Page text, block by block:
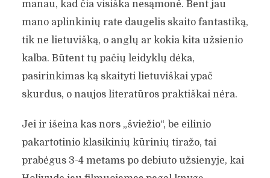
manau, kad čia visiška nesąmonė. Bent jau
mano aplinkinių rate daugelis skaito fantastiką,
tik ne lietuvišką, o anglų ar kokia kita užsienio
kalba. Būtent tų pačių leidyklų dėka,
pasirinkimas ką skaityti lietuviškai ypač
skurdus, o naujos literatūros praktiškai nėra.
Jei ir išeina kas nors „šviežio“, be eilinio
pakartotinio klasikinių kūrinių tiražo, tai
prabėgus 3-4 metams po debiuto užsienyje, kai